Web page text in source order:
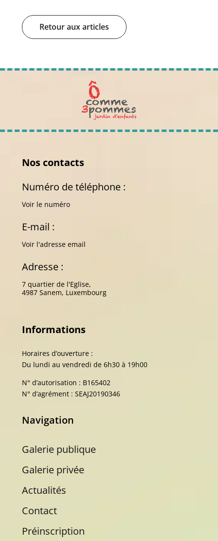
Retour aux articles
Nos contacts
Numéro de téléphone :
Voir le numéro
E-mail :
Voir l'adresse email
Adresse :
7 quartier de l'Eglise,
4987 Sanem, Luxembourg
Informations
Horaires d’ouverture :
Du lundi au vendredi de 6h30 à 19h00
N° d’autorisation : B165402
N° d’agrément : SEAJ20190346
Navigation
Galerie publique
Galerie privée
Actualités
Contact
Préinscription